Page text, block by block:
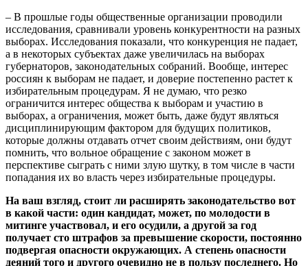
– В прошлые годы общественные организации проводили
исследования, сравнивали уровень конкурентности на разных
выборах. Исследования показали, что конкуренция не падает,
а в некоторых субъектах даже увеличилась на выборах
губернаторов, законодательных собраний. Вообще, интерес
россиян к выборам не падает, и доверие постепенно растет к
избирательным процедурам. Я не думаю, что резко
ограничится интерес общества к выборам и участию в
выборах, а ограничения, может быть, даже будут являться
дисциплинирующим фактором для будущих политиков,
которые должны отдавать отчет своим действиям, они будут
помнить, что вольное обращение с законом может в
перспективе сыграть с ними злую шутку, в том числе в части
попадания их во власть через избирательные процедуры.
На ваш взгляд, стоит ли расширять законодательство вот
в какой части: один кандидат, может, по молодости в
митинге участвовал, и его осудили, а другой за год
получает сто штрафов за превышение скорости, постоянно
подвергая опасности окружающих. А степень опасности
деяний того и другого очевидно не в пользу последнего. Но